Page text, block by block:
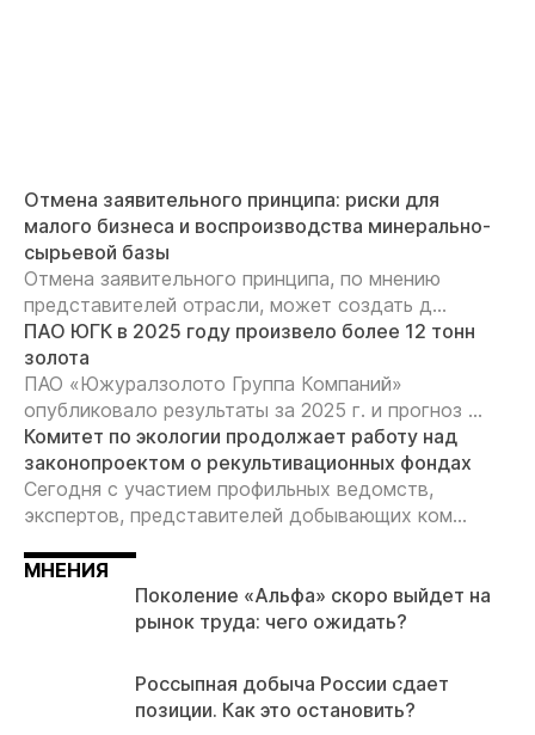
Отмена заявительного принципа: риски для
малого бизнеса и воспроизводства минерально-
сырьевой базы
Отмена заявительного принципа, по мнению
представителей отрасли, может создать д...
ПАО ЮГК в 2025 году произвело более 12 тонн
золота
ПАО «Южуралзолото Группа Компаний»
опубликовало результаты за 2025 г. и прогноз ...
Комитет по экологии продолжает работу над
законопроектом о рекультивационных фондах
Сегодня с участием профильных ведомств,
экспертов, представителей добывающих ком...
МНЕНИЯ
Поколение «Альфа» скоро выйдет на
рынок труда: чего ожидать?
Россыпная добыча России сдает
позиции. Как это остановить?